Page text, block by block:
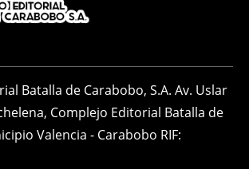
Batalla de Carabobo, S.A. Av. Uslar
Complejo Editorial Batalla de
Valencia - Carabobo RIF: